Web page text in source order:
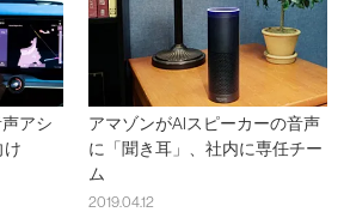
アシ
け
アマゾンがAIスピーカーの音声
に「聞き耳」、社内に専任チー
ム
2019.04.12